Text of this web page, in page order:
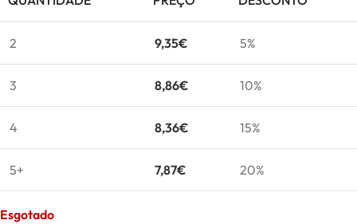
2 9,35€ 5%
3 8,86€ 10%
4 8,36€ 15%
5+ 7,87€ 20%
Esgotado